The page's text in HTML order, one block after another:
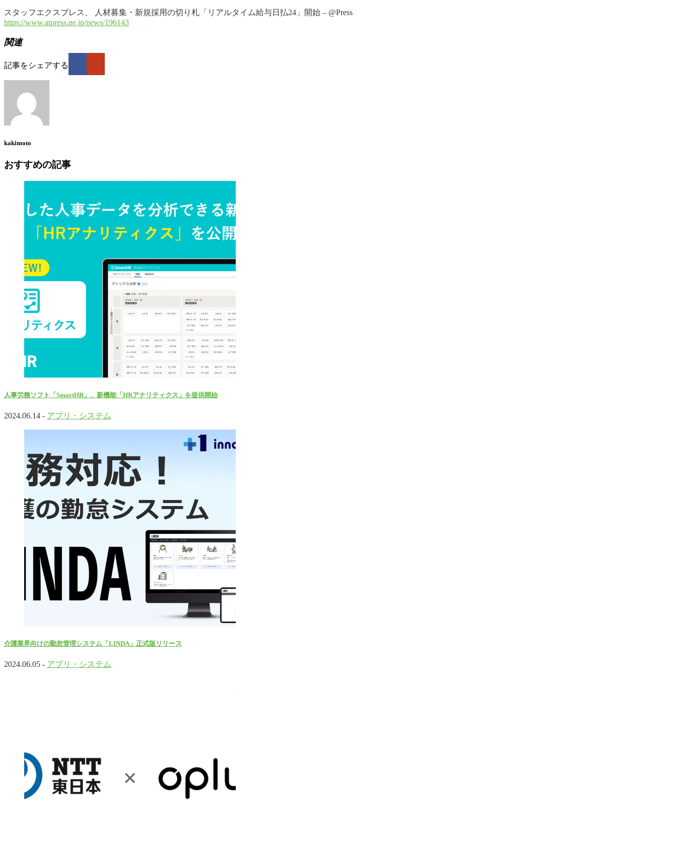
スタッフエクスプレス、 人材募集・新規採用の切り札「リアルタイム給与日払24」開始 – @Press
https://www.atpress.ne.jp/news/196143
関連
記事をシェアする
kakimoto
おすすめの記事
人事労務ソフト「SmartHR」、新機能「HRアナリティクス」を提供開始
2024.06.14 - アプリ・システム
介護業界向けの勤怠管理システム「LINDA」正式版リリース
2024.06.05 - アプリ・システム